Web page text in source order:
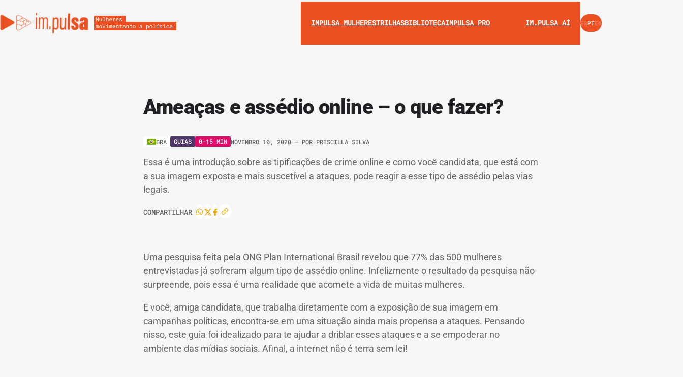
IMPULSA MULHERESTRILHASBIBLIOTECAIMPULSA PRO INSTAGRAM
YOUTUBE
IM.PULSA AÍ ESPTEN
Ameaças e assédio online – o que fazer?
BRA GUIAS 0-15 MIN NOVEMBRO 10, 2020 – POR PRISCILLA SILVA
Essa é uma introdução sobre as tipificações de crime online e como você candidata, que está com
a sua imagem exposta e mais suscetível a ataques, pode reagir a esse tipo de assédio pelas vias
legais.
COMPARTILHAR
Uma pesquisa feita pela ONG Plan International Brasil revelou que 77% das 500 mulheres
entrevistadas já sofreram algum tipo de assédio online. Infelizmente o resultado da pesquisa não
surpreende, pois essa é uma realidade que acomete a vida de muitas mulheres.
E você, amiga candidata, que trabalha diretamente com a exposição de sua imagem em
campanhas políticas, encontra-se em uma situação ainda mais propensa a ataques. Pensando
nisso, este guia foi idealizado para te ajudar a driblar esses ataques e a se empoderar no
ambiente das mídias sociais. Afinal, a internet não é terra sem lei!